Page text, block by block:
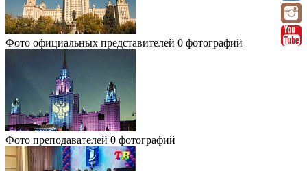
Фото официальных представителей 0 фотографий
Фото преподавателей 0 фотографий